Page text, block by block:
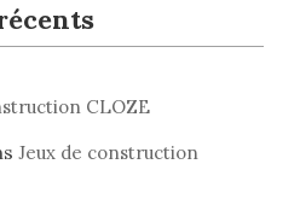
CLOZE
Jeux de construction